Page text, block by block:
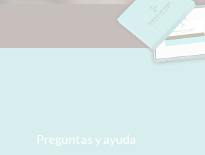
Preguntas y ayuda